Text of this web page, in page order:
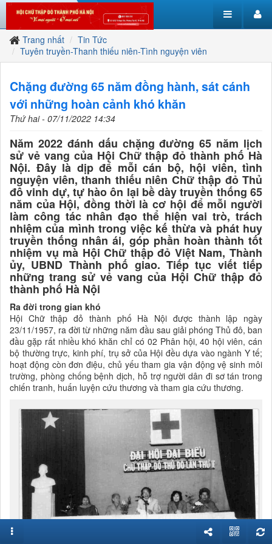
Trang nhất
Tin Tức
Tuyên truyền-Thanh thiếu niên-Tình nguyện viên
Chặng đường 65 năm đồng hành, sát cánh
với những hoàn cảnh khó khăn
Thứ hai - 07/11/2022 14:34
Năm 2022 đánh dấu chặng đường 65 năm lịch
sử vẻ vang của Hội Chữ thập đỏ thành phố Hà
Nội. Đây là dịp để mỗi cán bộ, hội viên, tình
nguyện viên, thanh thiếu niên Chữ thập đỏ Thủ
đô vinh dự, tự hào ôn lại bề dày truyền thống 65
năm của Hội, đồng thời là cơ hội để mỗi người
làm công tác nhân đạo thể hiện vai trò, trách
nhiệm của mình trong việc kế thừa và phát huy
truyền thống nhân ái, góp phần hoàn thành tốt
nhiệm vụ mà Hội Chữ thập đỏ Việt Nam, Thành
ủy, UBND Thành phố giao. Tiếp tục viết tiếp
những trang sử vẻ vang của Hội Chữ thập đỏ
thành phố Hà Nội
Ra đời trong gian khó
Hội Chữ thập đỏ thành phố Hà Nội được thành lập ngày
23/11/1957, ra đời từ những năm đầu sau giải phóng Thủ đô, ban
đầu gặp rất nhiều khó khăn chỉ có 02 Phân hội, 40 hội viên, cán
bộ thường trực, kinh phí, trụ sở của Hội đều dựa vào ngành Y tế;
hoạt động còn đơn điệu, chủ yếu tham gia vận động vệ sinh môi
trường, phòng chống bệnh dịch, hỗ trợ người dân đi sơ tán trong
chiến tranh, huấn luyện cứu thương và tham gia cứu thương.